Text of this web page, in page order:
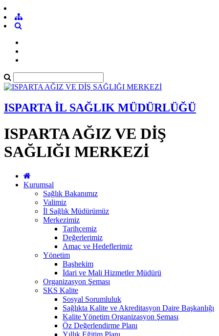
ISPARTA İL SAĞLIK MÜDÜRLÜĞÜ
ISPARTA AĞIZ VE DİŞ
SAĞLIĞI MERKEZİ
Kurumsal
Sağlık Bakanımız
Valimiz
İl Sağlık Müdürümüz
Merkezimiz
Tarihçemiz
Değerlerimiz
Amaç ve Hedeflerimiz
Yönetim
Başhekim
İdari ve Mali Hizmetler Müdürü
Organizasyon Şeması
SKS Kalite
Sosyal Sorumluluk
Sağlıkta Kalite ve Akreditasyon Daire Başkanlığı
Kalite Yönetim Organizasyon Şeması
Öz Değerlendirme Planı
Yıllık Eğitim Planı